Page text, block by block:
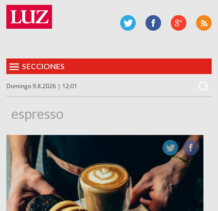
SECCIONES
Domingo 9.8.2026 | 12:01
espresso